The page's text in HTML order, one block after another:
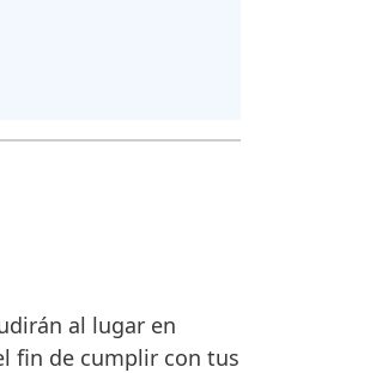
al lugar en
fin de cumplir con tus